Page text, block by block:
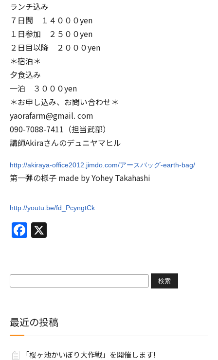
ランチ込み
７日間 １４０００yen
１日参加 ２５００yen
２日目以降 ２０００yen
＊宿泊＊
夕食込み
一泊 ３０００yen
＊お申し込み、お問い合わせ＊
yaorafarm@gmail. com
090-7088-7411（担当武部）
講師Akiraさんのデュニヤマヒル
http://akiraya-office2012.jimdo.com/アースバッグ-earth-bag/
第一弾の様子 made by Yohey Takahashi
http://youtu.be/fd_PcyngtCk
Facebook
検
最近の投稿
「桜ヶ池かいぼり大作戦」を開催します!